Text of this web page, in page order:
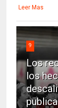
Leer Mas
9
Los
los